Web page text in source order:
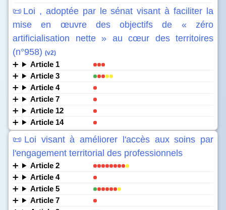
📜Loi , adoptée par le sénat visant à faciliter la
mise en œuvre des objectifs de « zéro
artificialisation nette » au cœur des territoires
(n°958) (v2)
Article 1
Article 3
Article 4
Article 7
Article 12
Article 14
📜Loi visant à améliorer l'accès aux soins par
l'engagement territorial des professionnels
Article 2
Article 4
Article 5
Article 7